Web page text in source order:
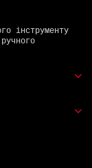
інструменту